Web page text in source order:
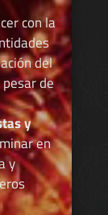
con la
del
de
y
en
y